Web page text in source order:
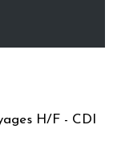
H/F - CDI